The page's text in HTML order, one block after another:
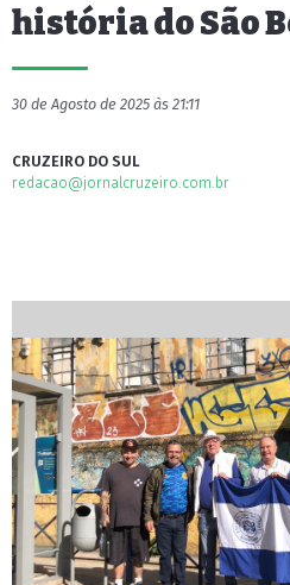
história do São
30 de Agosto de 2025 às 21:11
CRUZEIRO DO SUL
redacao@jornalcruzeiro.com.br